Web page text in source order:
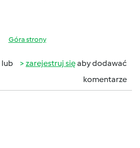
Góra strony
lub zarejestruj sięaby dodawać
komentarze